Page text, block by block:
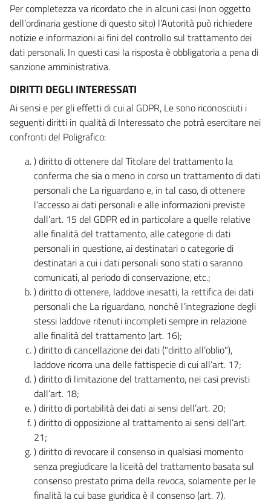
Per completezza va ricordato che in alcuni casi (non oggetto
dell’ordinaria gestione di questo sito) l’Autorità può richiedere
notizie e informazioni ai fini del controllo sul trattamento dei
dati personali. In questi casi la risposta è obbligatoria a pena di
sanzione amministrativa.
DIRITTI DEGLI INTERESSATI
Ai sensi e per gli effetti di cui al GDPR, Le sono riconosciuti i
seguenti diritti in qualità di Interessato che potrà esercitare nei
confronti del Poligrafico:
) diritto di ottenere dal Titolare del trattamento la
conferma che sia o meno in corso un trattamento di dati
personali che La riguardano e, in tal caso, di ottenere
l’accesso ai dati personali e alle informazioni previste
dall’art. 15 del GDPR ed in particolare a quelle relative
alle finalità del trattamento, alle categorie di dati
personali in questione, ai destinatari o categorie di
destinatari a cui i dati personali sono stati o saranno
comunicati, al periodo di conservazione, etc.;
) diritto di ottenere, laddove inesatti, la rettifica dei dati
personali che La riguardano, nonché l’integrazione degli
stessi laddove ritenuti incompleti sempre in relazione
alle finalità del trattamento (art. 16);
) diritto di cancellazione dei dati ("diritto all’oblio"),
laddove ricorra una delle fattispecie di cui all’art. 17;
) diritto di limitazione del trattamento, nei casi previsti
dall’art. 18;
) diritto di portabilità dei dati ai sensi dell’art. 20;
) diritto di opposizione al trattamento ai sensi dell’art.
21;
) diritto di revocare il consenso in qualsiasi momento
senza pregiudicare la liceità del trattamento basata sul
consenso prestato prima della revoca, solamente per le
finalità la cui base giuridica è il consenso (art. 7).